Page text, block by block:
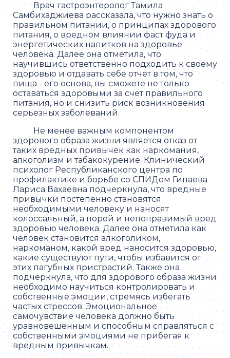
Врач гастроэнтеролог Тамила
Самбихаджиева рассказала, что нужно знать о
правильном питании, о принципах здорового
питания, о вредном влиянии фаст фуда и
энергетических напитков на здоровье
человека. Далее она отметила, что
научившись ответственно подходить к своему
здоровью и отдавать себе отчет в том, что
пища - его основа, вы сможете не только
оставаться здоровыми за счет правильного
питания, но и снизить риск возникновения
серьезных заболеваний.
Не менее важным компонентом
здорового образа жизни является отказ от
таких вредных привычек как наркомания,
алкоголизм и табакокурение. Клинический
психолог Республиканского центра по
профилактике и борьбе со СПИДом Гипаева
Лариса Вахаевна подчеркнула, что вредные
привычки постепенно становятся
необходимыми человеку и наносят
колоссальный, а порой и непоправимый вред
здоровью человека. Далее она отметила как
человек становится алкоголиком,
наркоманом, какой вред наносится здоровью,
какие существуют пути, чтобы избавится от
этих пагубных пристрастий. Также она
подчеркнула, что для здорового образа жизни
необходимо научиться контролировать и
собственные эмоции, стремясь избегать
частых стрессов. Эмоциональное
самочувствие человека должно быть
уравновешенным и способным справляться с
собственными эмоциями не прибегая к
вредным привычкам.